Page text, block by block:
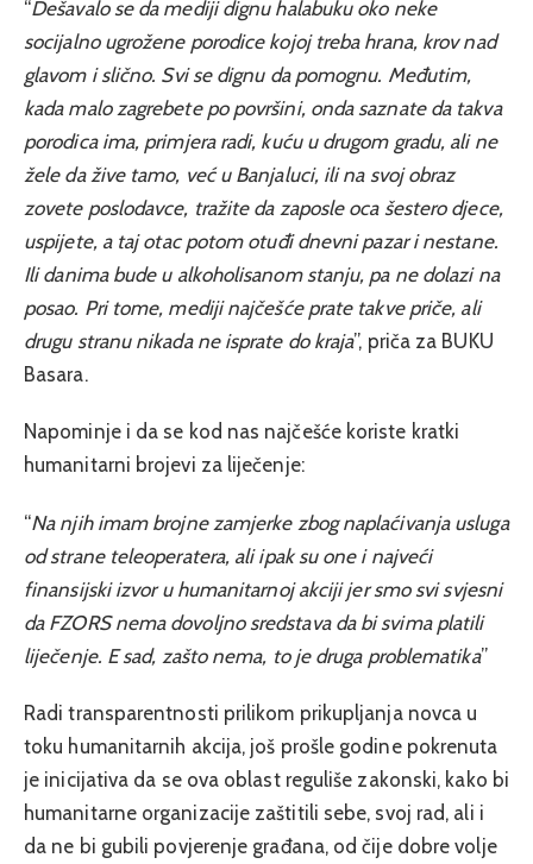
“Dešavalo se da mediji dignu halabuku oko neke
socijalno ugrožene porodice kojoj treba hrana, krov nad
glavom i slično. Svi se dignu da pomognu. Međutim,
kada malo zagrebete po površini, onda saznate da takva
porodica ima, primjera radi, kuću u drugom gradu, ali ne
žele da žive tamo, već u Banjaluci, ili na svoj obraz
zovete poslodavce, tražite da zaposle oca šestero djece,
uspijete, a taj otac potom otuđi dnevni pazar i nestane.
Ili danima bude u alkoholisanom stanju, pa ne dolazi na
posao. Pri tome, mediji najčešće prate takve priče, ali
drugu stranu nikada ne isprate do kraja”, priča za BUKU
Basara.
Napominje i da se kod nas najčešće koriste kratki
humanitarni brojevi za liječenje:
“Na njih imam brojne zamjerke zbog naplaćivanja usluga
od strane teleoperatera, ali ipak su one i najveći
finansijski izvor u humanitarnoj akciji jer smo svi svjesni
da FZORS nema dovoljno sredstava da bi svima platili
liječenje. E sad, zašto nema, to je druga problematika”
Radi transparentnosti prilikom prikupljanja novca u
toku humanitarnih akcija, još prošle godine pokrenuta
je inicijativa da se ova oblast reguliše zakonski, kako bi
humanitarne organizacije zaštitili sebe, svoj rad, ali i
da ne bi gubili povjerenje građana, od čije dobre volje